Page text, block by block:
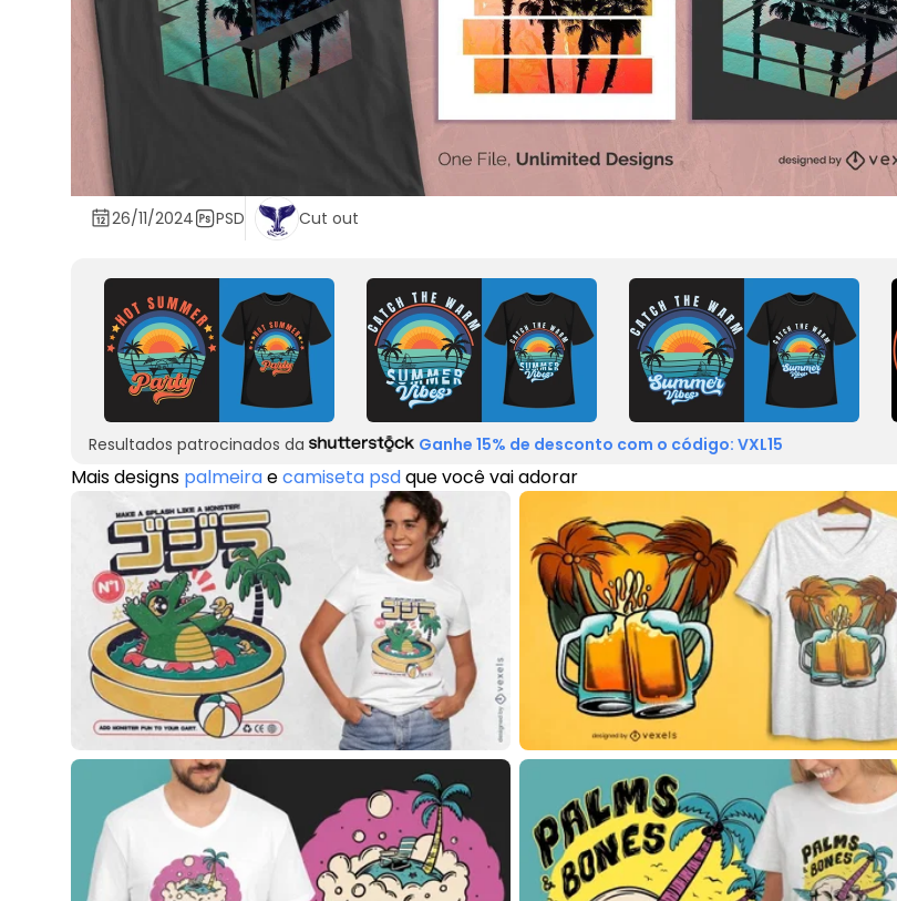
26/11/2024 PSD Cut out
Resultados patrocinados da Ganhe 15% de desconto com o código: VXL15
Mais designs palmeiraecamiseta psdque você vai adorar